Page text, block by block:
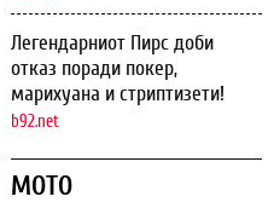
Легендарниот Пирс доби
отказ поради покер,
марихуана и стриптизети!
b92.net
МОТО